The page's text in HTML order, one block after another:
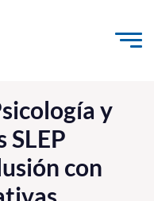
y
con